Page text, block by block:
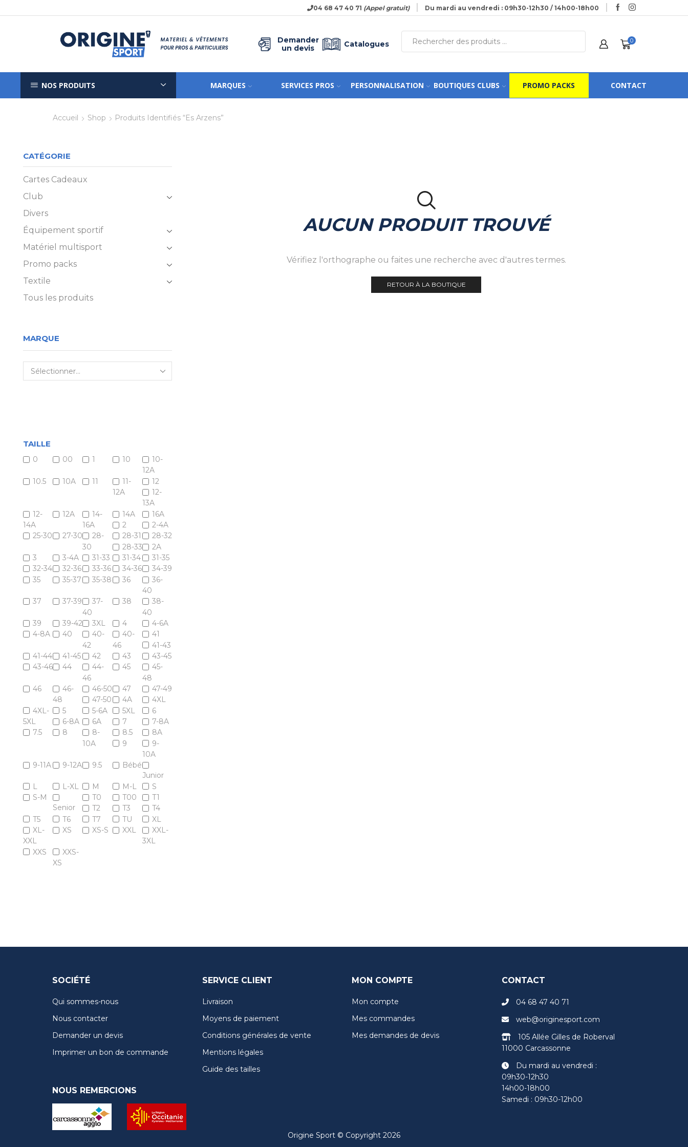
04 68 47 40 71 (Appel gratuit) Du mardi au vendredi : 09h30-12h30 / 14h00-18h00
Demander
un devis
Catalogues 0
NOS PRODUITS MARQUES SERVICES PROS PERSONNALISATION BOUTIQUES CLUBS PROMO PACKS CONTACT
Accueil Shop Produits Identifiés “es Arzens”
AUCUN PRODUIT TROUVÉ
Vérifiez l'orthographe ou faites une recherche avec d'autres termes.
RETOUR À LA BOUTIQUE
CATÉGORIE
Cartes Cadeaux
Club
Divers
Équipement sportif
Matériel multisport
Promo packs
Textile
Tous les produits
MARQUE
TAILLE
0 00 1 10
10-
12A
10.5
10A 11
11-
12A
12
12-
13A
12-
14A
12A
14-
16A
14A
16A
2
2-4A
25-30
27-30
28-
30
28-31
28-32
28-33
2A
3
3-4A 31-33 31-34
31-35
32-34
32-36 33-36 34-36
34-39
35
35-37 35-38 36
36-
40
37
37-39
37-
40
38
38-
40
39
39-42 3XL 4
4-6A
4-8A
40
40-
42
40-
46
41
41-43
41-44
41-45 42 43
43-45
43-46
44
44-
46
45
45-
48
46
46-
48
46-50 47
47-49
47-50
4A
4XL
4XL-
5XL
5 5-6A 5XL
6
6-8A
6A 7
7-8A
7.5
8
8-
10A
8.5
8A
9
9-
10A
9-11A
9-12A 9.5
Bébé
Junior
L
L-XL M M-L
S
S-M
Senior
T0 T00
T1
T2
T3
T4
T5
T6 T7 TU
XL
XL-
XXL
XS XS-S XXL
XXL-
3XL
XXS
XXS-
XS
SOCIÉTÉ
Qui sommes-nous
Nous contacter
Demander un devis
Imprimer un bon de commande
NOUS REMERCIONS
SERVICE CLIENT
Livraison
Moyens de paiement
Conditions générales de vente
Mentions légales
Guide des tailles
MON COMPTE
Mon compte
Mes commandes
Mes demandes de devis
CONTACT
04 68 47 40 71
web@originesport.com
105 Allée Gilles de Roberval
11000 Carcassonne
Du mardi au vendredi :
09h30-12h30
14h00-18h00
Samedi : 09h30-12h00
Origine Sport © Copyright 2026